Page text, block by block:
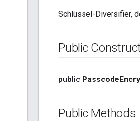
Schlüssel-Diversifier,
Public
public Passcode
Public Methods